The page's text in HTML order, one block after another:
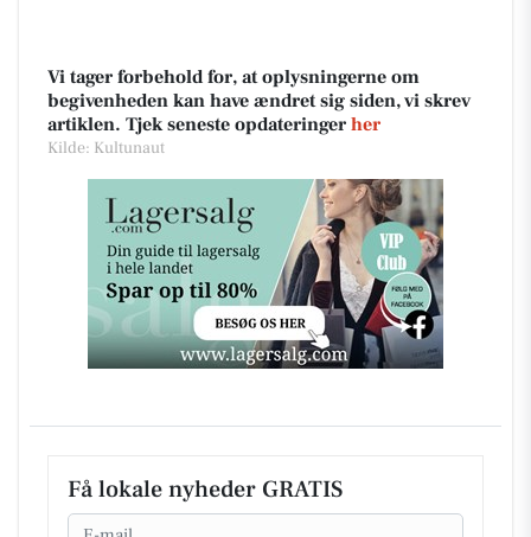
Vi tager forbehold for, at oplysningerne om
begivenheden kan have ændret sig siden, vi skrev
artiklen. Tjek seneste opdateringer her
Kilde: Kultunaut
Få lokale nyheder GRATIS
Email